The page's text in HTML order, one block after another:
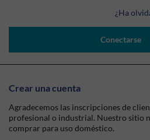
¿Ha
Conectarse
Crear una cuenta
Agradecemos las inscripciones de
profesional o industrial. Nuestro sitio
comprar para uso doméstico.